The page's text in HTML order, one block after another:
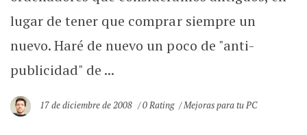
lugar de tener que comprar siempre un
nuevo. Haré de nuevo un poco de "anti-
publicidad" de ...
17 de diciembre de 2008 0 Rating Mejoras para tu PC